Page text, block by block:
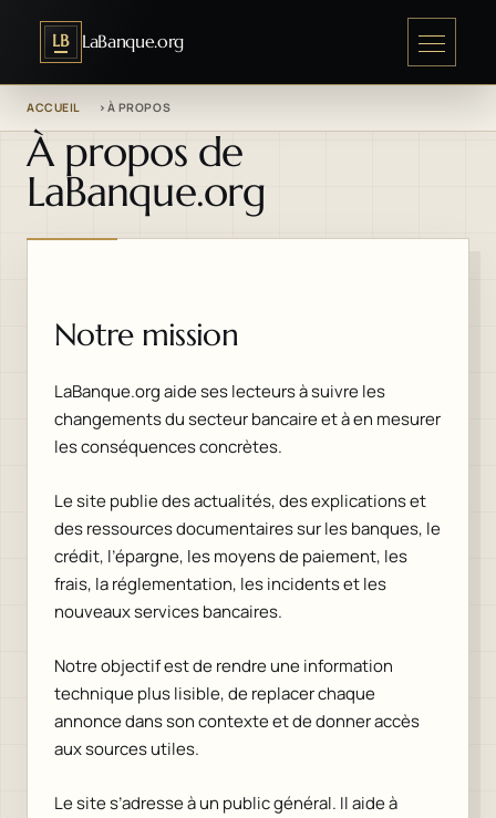
LB LaBanque.org
ACCUEIL À PROPOS
À propos de
LaBanque.org
Notre mission
LaBanque.org aide ses lecteurs à suivre les
changements du secteur bancaire et à en mesurer
les conséquences concrètes.
Le site publie des actualités, des explications et
des ressources documentaires sur les banques, le
crédit, l’épargne, les moyens de paiement, les
frais, la réglementation, les incidents et les
nouveaux services bancaires.
Notre objectif est de rendre une information
technique plus lisible, de replacer chaque
annonce dans son contexte et de donner accès
aux sources utiles.
Le site s’adresse à un public général. Il aide à